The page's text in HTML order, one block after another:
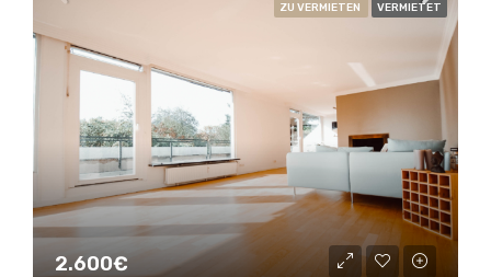
ZU VERMIETEN VERMIETET
2.600€